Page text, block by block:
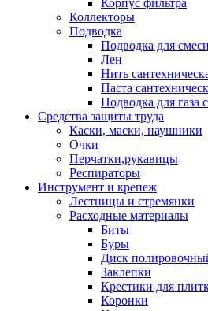
Корпус фильтра
Коллекторы
Подводка
Подводка для
Лен
Нить
Паста
Подводка для газа
Средства защиты труда
Каски, маски, наушники
Очки
Перчатки,рукавицы
Респираторы
Инструмент и крепеж
Лестницы и стремянки
Расходные материалы
Биты
Буры
Диск
Заклепки
Крестики для
Коронки